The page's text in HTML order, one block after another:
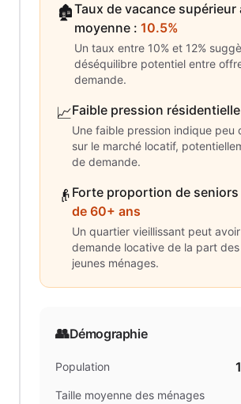
🏚️Taux de vacance supérieur
moyenne : 10.5%
Un taux entre 10% et 12%
déséquilibre potentiel entre
demande.
📈Faible pression résidentielle
Une faible pression indique peu
sur le marché locatif,
de demande.
👴 Forte proportion de seniors
de 60+ ans
Un quartier vieillissant peut
demande locative de la part
jeunes ménages.
👥Démographie
Population
Taille moyenne des ménages